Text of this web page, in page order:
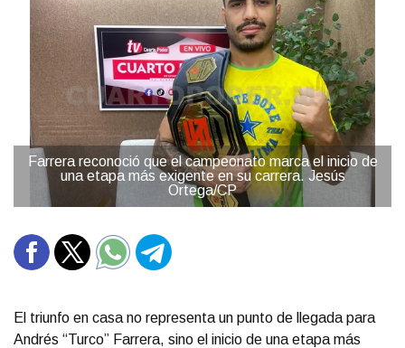
Farrera reconoció que el campeonato marca el inicio de
una etapa más exigente en su carrera. Jesús
Ortega/CP
El triunfo en casa no representa un punto de llegada para
Andrés “Turco” Farrera, sino el inicio de una etapa más